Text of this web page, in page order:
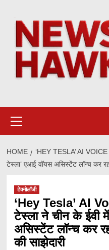
content
Menu
HOME
‘HEY TESLA’ AI
टेस्ला’ एआई वॉयस असिस्टेंट लॉन्च कर
टेक्नोलॉजी
‘Hey Tesla’ AI
टेस्ला ने चीन के ईवी
असिस्टेंट लॉन्च कर
की साझेदारी